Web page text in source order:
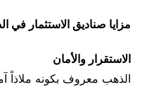
مزايا صناديق الاستثمار في
الاستقرار والأمان
الذهب معروف بكونه ملاذاً